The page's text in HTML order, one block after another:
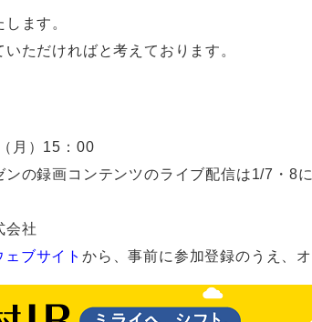
ます。
ただければと考えております。
月）15：00
コンテンツのライブ配信は1/7・8に
会社
ブサイト から、事前に参加登録のうえ、